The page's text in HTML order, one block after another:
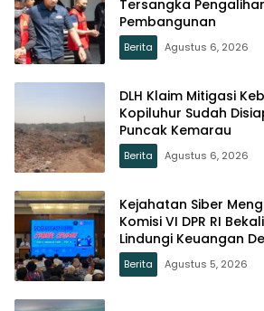
Tersangka
Pembangunan
Berita Agustus 6, 2026
DLH Klaim Mitigasi
Kopiluhur Sudah
Puncak Kemarau
Berita Agustus 6, 2026
Kejahatan Siber
Komisi VI DPR RI
Lindungi Keuangan
Berita Agustus 5, 2026